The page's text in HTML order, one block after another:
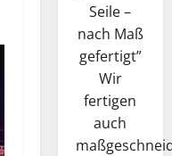
Seile –
nach Maß
gefertigt”
Wir
fertigen
auch